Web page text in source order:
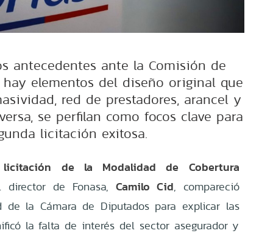
antecedentes ante la Comisión de
elementos del diseño original que
red de prestadores, arancel y
se perfilan como focos clave para
licitación exitosa.
de la Modalidad de Cobertura
de Fonasa, Camilo Cid, compareció
la Cámara de Diputados para explicar las
la falta de interés del sector asegurador y